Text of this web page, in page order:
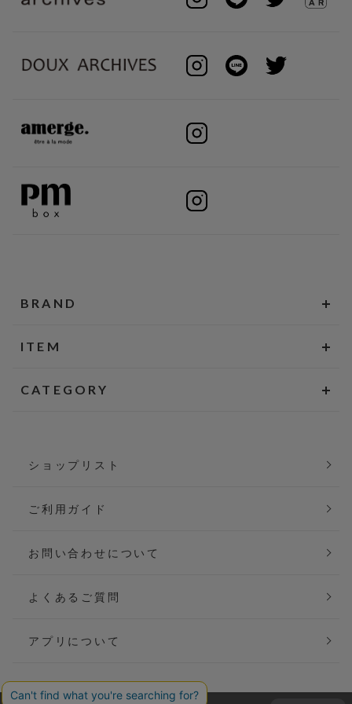
BRAND
ITEM
CATEGORY
ショップリスト
ご利用ガイド
お問い合わせについて
よくあるご質問
アプリについて